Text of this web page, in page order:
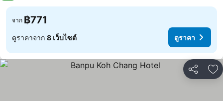
จาก ฿771
ดูราคาจาก 8 เว็บไซต์ ดูราคา
แชร์ เ